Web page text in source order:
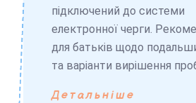
підключений до системи
електронної черги.
для батьків щодо
та варіанти вирішення
Детальніше